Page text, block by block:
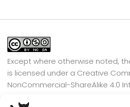
Except where otherwise noted,
is licensed under a Creative
NonCommercial-ShareAlike 4.0